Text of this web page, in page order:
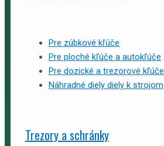
Pre zúbkové kľúče
Pre ploché kľúče a autokľúče
Pre dozické a trezorové kľúče
Náhradné diely diely k strojom
Trezory a schránky